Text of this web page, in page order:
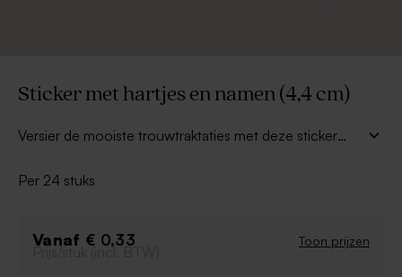
Sticker met hartjes en namen (4,4 cm)
Versier de mooiste trouwtraktaties met deze sticker
kaarsjes, snoeppotjes... voor de origineelste
Per 24 stuks
Vanaf € 0,33 Toon prijzen
Prijs/stuk (incl. BTW)